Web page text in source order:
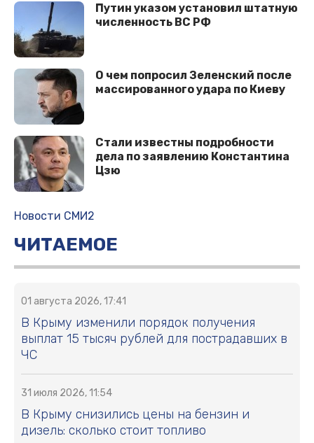
Путин указом установил штатную
численность ВС РФ
О чем попросил Зеленский после
массированного удара по Киеву
Стали известны подробности
дела по заявлению Константина
Цзю
Новости СМИ2
ЧИТАЕМОЕ
01 августа 2026, 17:41
В Крыму изменили порядок получения
выплат 15 тысяч рублей для пострадавших в
ЧС
31 июля 2026, 11:54
В Крыму снизились цены на бензин и
дизель: сколько стоит топливо